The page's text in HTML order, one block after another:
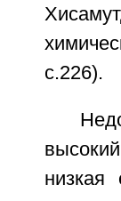
с.226).
низкая